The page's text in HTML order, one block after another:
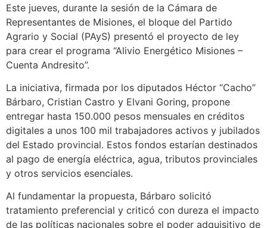
Este jueves, durante la sesión de la Cámara de
Representantes de Misiones, el bloque del Partido
Agrario y Social (PAyS) presentó el proyecto de ley
para crear el programa “Alivio Energético Misiones –
Cuenta Andresito”.
La iniciativa, firmada por los diputados Héctor “Cacho”
Bárbaro, Cristian Castro y Elvani Goring, propone
entregar hasta 150.000 pesos mensuales en créditos
digitales a unos 100 mil trabajadores activos y jubilados
del Estado provincial. Estos fondos estarían destinados
al pago de energía eléctrica, agua, tributos provinciales
y otros servicios esenciales.
Al fundamentar la propuesta, Bárbaro solicitó
tratamiento preferencial y criticó con dureza el impacto
de las políticas nacionales sobre el poder adquisitivo de